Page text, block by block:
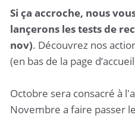
Si ça accroche, nous
lançerons les tests de
nov). Découvrez nos
(en bas de la page
Octobre sera consacré à
Novembre a faire passer